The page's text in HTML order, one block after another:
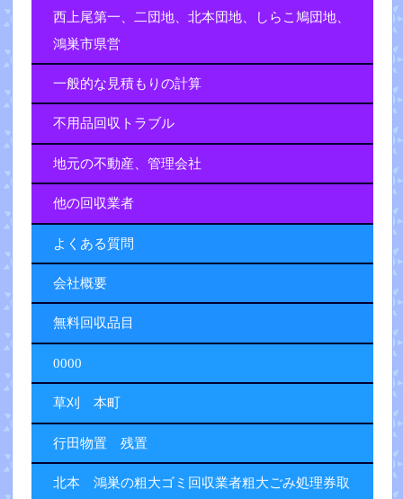
西上尾第一、二団地、北本団地、しらこ鳩団地、
鴻巣市県営
一般的な見積もりの計算
不用品回収トラブル
地元の不動産、管理会社
他の回収業者
よくある質問
会社概要
無料回収品目
0000
草刈 本町
行田物置 残置
北本 鴻巣の粗大ゴミ回収業者粗大ごみ処理券取